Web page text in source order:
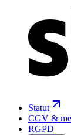
Statut
CGV &
RGPD